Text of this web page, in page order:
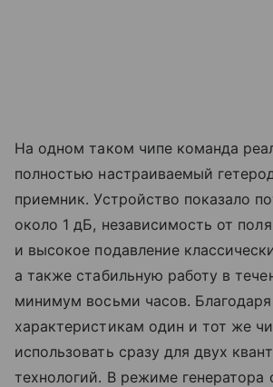
На одном таком чипе команда
полностью настраиваемый
приемник. Устройство показало
около 1 дБ, независимость от
и высокое подавление
а также стабильную работу в
минимум восьми часов.
характеристикам один и тот же
использовать сразу для двух
технологий. В режиме генератора